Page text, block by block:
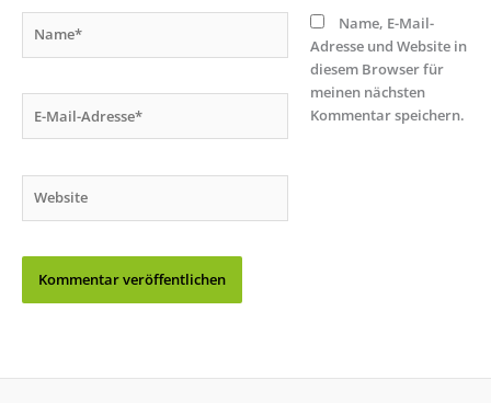
Mail-
Name, E-Mail-
Adresse und Website in
diesem Browser für
meinen nächsten
Kommentar speichern.